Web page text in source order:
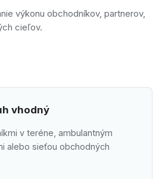
výkonu obchodníkov, partnerov,
cieľov.
vhodný
v teréne, ambulantným
alebo sieťou obchodných